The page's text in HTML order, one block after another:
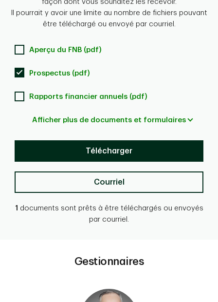
façon dont vous souhaitez les recevoir.
Il pourrait y avoir une limite au nombre de fichiers pouvant
être téléchargé ou envoyé par courriel.
Aperçu du FNB (pdf)
Prospectus (pdf)
Rapports financier annuels (pdf)
Afficher plus de documents et formulaires
Télécharger
Courriel
1 documents sont prêts à être téléchargés ou envoyés
par courriel.
Gestionnaires